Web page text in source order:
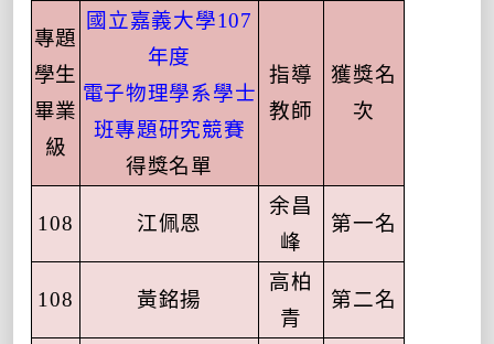
專題
學生
畢業
級
國立嘉義大學107
年度
電子物理學系學士
班專題研究競賽
得獎名單
指導
教師
獲獎名
次
108 江佩恩
余昌
峰
第一名
108 黃銘揚
高柏
青
第二名